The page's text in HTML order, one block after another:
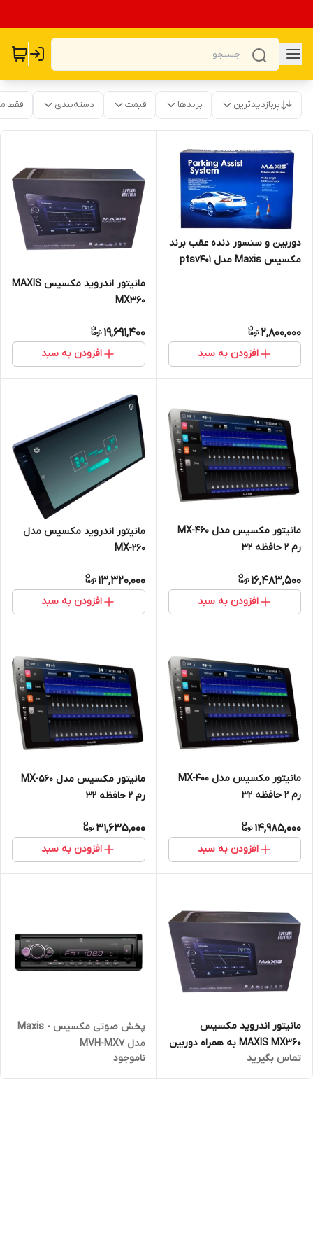
پربازدیدترین برندها قیمت دسته‌بندی فقط
دوربین و سنسور دنده عقب برند
مکسیس Maxis مدل ptsv401
2,800,000
افزودن به سبد
مانیتور اندروید مکسیس MAXIS
MX360
19,691,400
افزودن به سبد
مانیتور مکسیس مدل MX-460
رم ۲ حافظه ۳۲
16,483,500
افزودن به سبد
مانیتور اندروید مکسیس مدل
MX-260
13,320,000
افزودن به سبد
مانیتور مکسیس مدل MX-400
رم ۲ حافظه ۳۲
14,985,000
افزودن به سبد
مانیتور مکسیس مدل MX-560
رم ۲ حافظه ۳۲
31,635,000
افزودن به سبد
مانیتور اندروید مکسیس
MAXIS MX360 به همراه دوربین
360 درجه
تماس بگیرید
پخش صوتی مکسیس - Maxis
مدل MVH-MX7
ناموجود